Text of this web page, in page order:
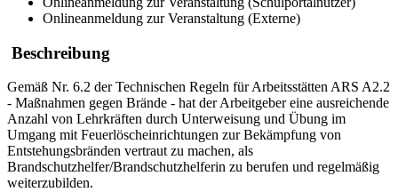
Onlineanmeldung zur Veranstaltung (Externe)
Beschreibung
Gemäß Nr. 6.2 der Technischen Regeln für Arbeitsstätten ARS A2.2
- Maßnahmen gegen Brände - hat der Arbeitgeber eine ausreichende
Anzahl von Lehrkräften durch Unterweisung und Übung im
Umgang mit Feuerlöscheinrichtungen zur Bekämpfung von
Entstehungsbränden vertraut zu machen, als
Brandschutzhelfer/Brandschutzhelferin zu berufen und regelmäßig
weiterzubilden.